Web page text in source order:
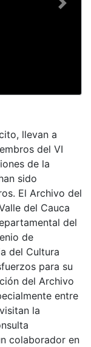
Next
llevan a
del VI
de la
sido
El Archivo del
del Cauca
del
de
del Cultura
para su
del Archivo
entre
la
colaborador en